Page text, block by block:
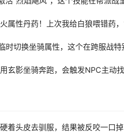
属性丹药！上次我给白狼喂错药
时切换坐骑属性，这个在跨服战特
玄影坐骑奔跑，会触发NPC主动
着头皮去驯服，结果被反咬一口